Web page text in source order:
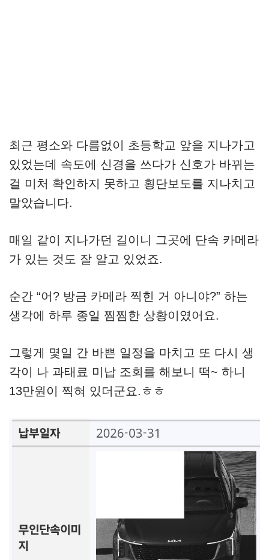
최근 평소와 다름없이 초등학교 앞을 지나가고
있었는데 속도에 신경을 쓰다가 신호가 바뀌는
걸 미처 확인하지 못하고 횡단보도를 지나치고
말았습니다.
매일 같이 지나가던 길이니 그곳에 단속 카메라
가 있는 것도 잘 알고 있었죠.
순간 “어? 방금 카메라 찍힌 거 아니야?” 하는
생각에 하루 종일 찜찜한 상황이였어요.
그렇게 몇일 간 바쁜 일정을 마치고 또 다시 생
각이 나 과태료 미납 조회를 해보니 떡~ 하니
13만원이 찍혀 있더군요.ㅎㅎ